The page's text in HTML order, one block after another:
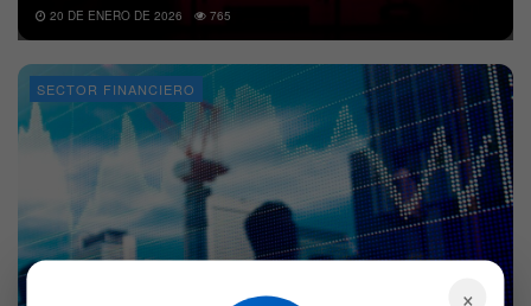
20 DE ENERO DE 2026 765
SECTOR FINANCIERO
×